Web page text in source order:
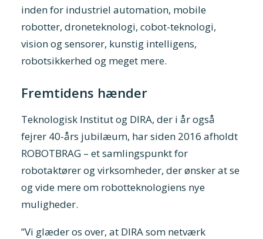
inden for industriel automation, mobile
robotter, droneteknologi, cobot-teknologi,
vision og sensorer, kunstig intelligens,
robotsikkerhed og meget mere.
Fremtidens hænder
Teknologisk Institut og DIRA, der i år også
fejrer 40-års jubilæum, har siden 2016 afholdt
ROBOTBRAG – et samlingspunkt for
robotaktører og virksomheder, der ønsker at se
og vide mere om robotteknologiens nye
muligheder.
”Vi glæder os over, at DIRA som netværk